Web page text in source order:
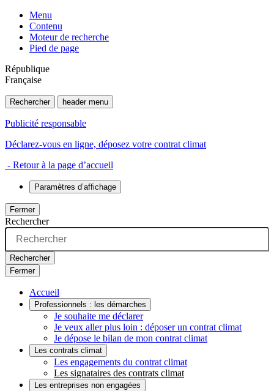
Menu
Contenu
Moteur de recherche
Pied de page
République
Française
Rechercher header menu
Publicité responsable
Déclarez-vous en ligne, déposez votre contrat climat
- Retour à la page d’accueil
Paramètres d’affichage
Fermer
Rechercher
Rechercher
Fermer
Accueil
Professionnels : les démarches
Je souhaite me déclarer
Je veux aller plus loin : déposer un contrat climat
Je dépose le bilan de mon contrat climat
Les contrats climat
Les engagements du contrat climat
Les signataires des contrats climat
Les entreprises non engagées